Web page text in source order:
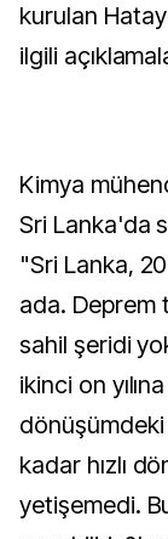
kurulan
ilgili
Kimya
Sri Lanka'da
"Sri Lanka,
ada. Deprem
sahil şeridi
ikinci on
kadar hızlı
yetişemedi.